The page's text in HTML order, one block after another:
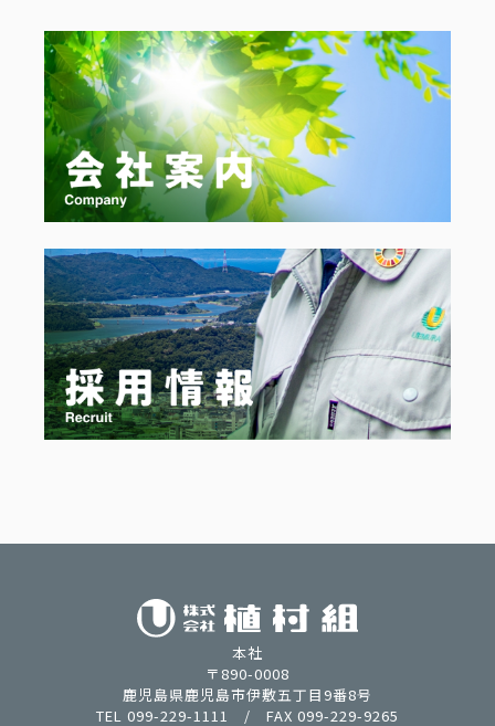
本社
〒890-0008
鹿児島県鹿児島市伊敷五丁目9番8号
TEL 099-229-1111 / FAX 099-229-9265